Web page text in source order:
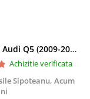
Navigatie Audi Q5 (2009-2017), Linux OS & OEM, MMI 3G, CarPlay & Android Auto Wireless, MirrorLink, Camera AHD, 12.3 Inch - AD-BGAALNXH+AD-BGRKITQ5002
Achizitie verificata
Sipoteanu, Acum